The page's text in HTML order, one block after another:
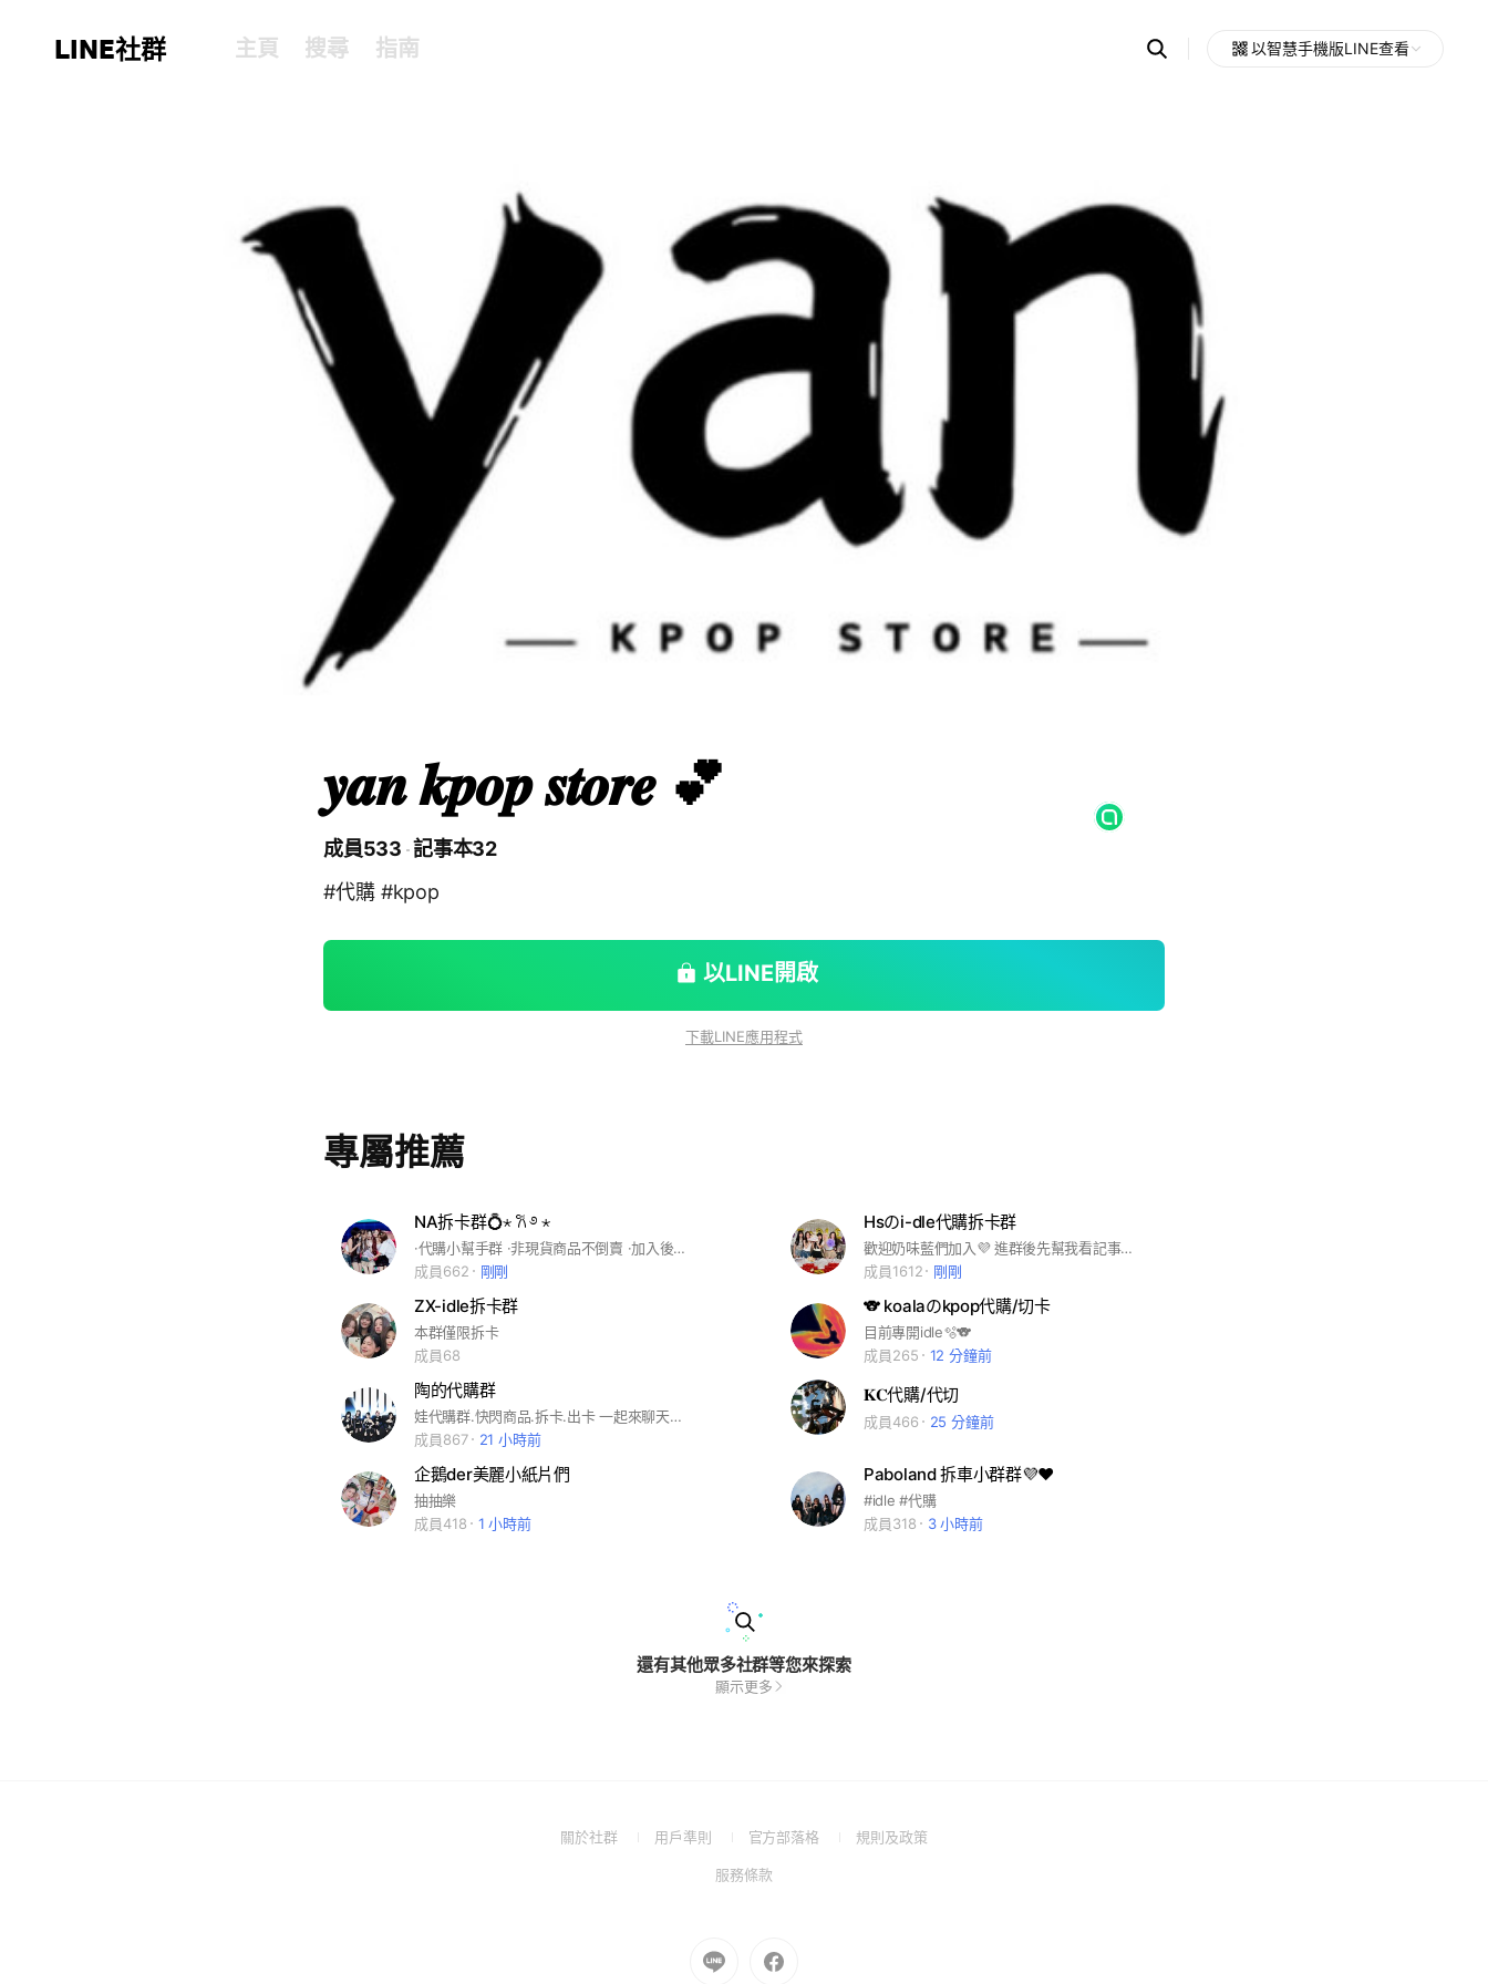
LINE社群 主頁 搜尋 指南 Search
OpenChats以智慧手機版LINE查看
𝒚𝒂𝒏 𝒌𝒑𝒐𝒑 𝒔𝒕𝒐𝒓𝒆 💕
成員533 記事本32
#代購 #kpop
以LINE開啟
下載LINE應用程式
專屬推薦
NA拆卡群💍⋆ 𐙚 ࿔ ⋆
·代購小幫手群 ·非現貨商品不倒賣 ·加入後若退出，不得再次申請 ·請更改FB暱稱，並務必詳閱重要貼文 ·喊單前請三思，禁止棄單💜
成員662
剛剛
Hsのi-dle代購拆卡群
歡迎奶味藍們加入💜 進群後先幫我看記事本🗒️
成員1612
剛剛
ZX-idle拆卡群
本群僅限拆卡
成員68
🐨 koalaのkpop代購/切卡
目前專開idle🫧🐨
成員265
12 分鐘前
陶的代購群
娃代購群.快閃商品.拆卡.出卡 一起來聊天吧～
成員867
21 小時前
𝐊𝐂代購/代切
成員466 25 分鐘前
企鵝der美麗小紙片們
抽抽樂
成員418
1 小時前
Paboland 拆車小群群💜❤️
#idle #代購
成員318
3 小時前
還有其他眾多社群等您來探索
顯示更多
關於社群
(Open用戶準則
(Open
a
官方部落格
(Open規則及政策(Open
服務條款(Open
window)
Go
to
Go
to